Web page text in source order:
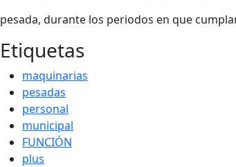
pesada, durante los periodos en que
Etiquetas
maquinarias
pesadas
personal
municipal
FUNCIÓN
plus